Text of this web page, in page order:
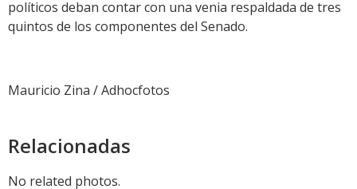
políticos deban contar con una venia respaldada de tres
quintos de los componentes del Senado.
Mauricio Zina / Adhocfotos
Relacionadas
No related photos.